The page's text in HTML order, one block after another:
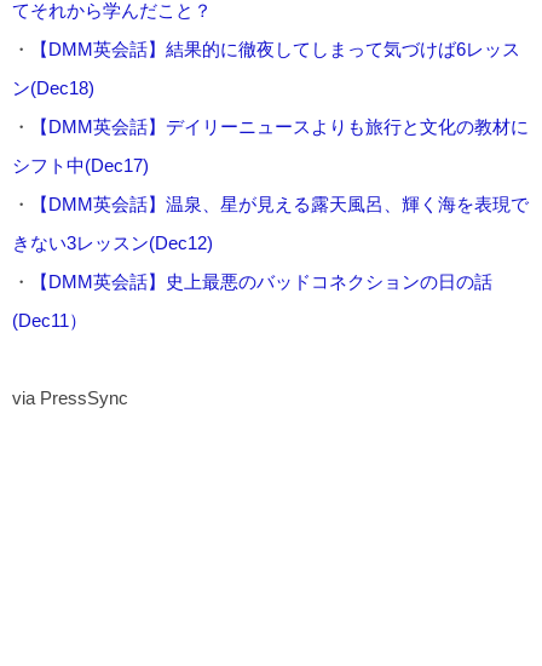
てそれから学んだこと？
・
【DMM英会話】結果的に徹夜してしまって気づけば6レッス
ン(Dec18)
・
【DMM英会話】デイリーニュースよりも旅行と文化の教材に
シフト中(Dec17)
・
【DMM英会話】温泉、星が見える露天風呂、輝く海を表現で
きない3レッスン(Dec12)
・
【DMM英会話】史上最悪のバッドコネクションの日の話
(Dec11）
via PressSync